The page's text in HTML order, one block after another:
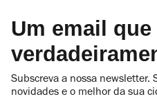
Um email
Subscreva a nossa newsletter.
novidades e o melhor da sua